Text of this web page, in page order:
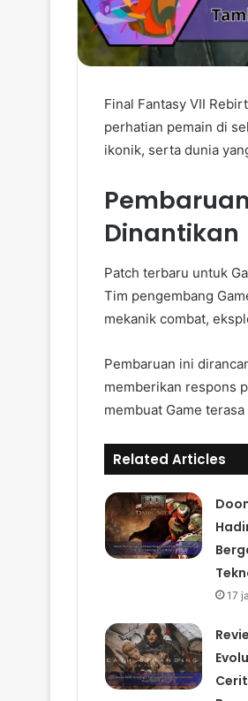
Final Fantasy VII
perhatian pemain di
ikonik, serta dunia
Dinantikan
Patch terbaru untuk
Tim pengembang
mekanik combat,
Pembaruan ini
memberikan respons
membuat Game
Related Articles
17